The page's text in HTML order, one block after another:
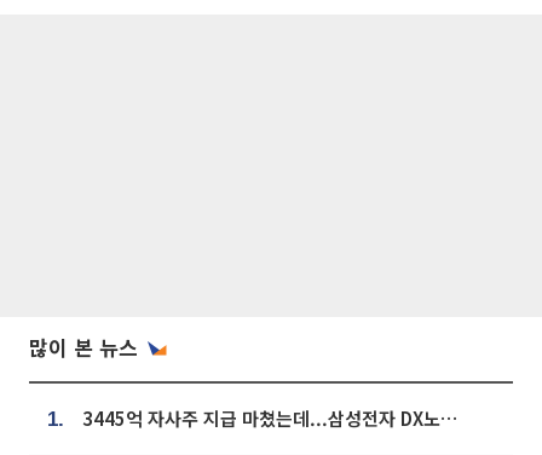
많이 본 뉴스
1. 3445억 자사주 지급 마쳤는데...삼성전자 DX노조, 뒤늦은 '떼쓰기 집회'